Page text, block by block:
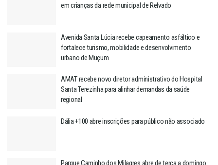
em crianças da rede municipal de Relvado
Avenida Santa Lúcia recebe capeamento asfáltico e
fortalece turismo, mobilidade e desenvolvimento
urbano de Muçum
AMAT recebe novo diretor administrativo do Hospital
Santa Terezinha para alinhar demandas da saúde
regional
Dália +100 abre inscrições para público não associado
Parque Caminho dos Milagres abre de terça a domingo